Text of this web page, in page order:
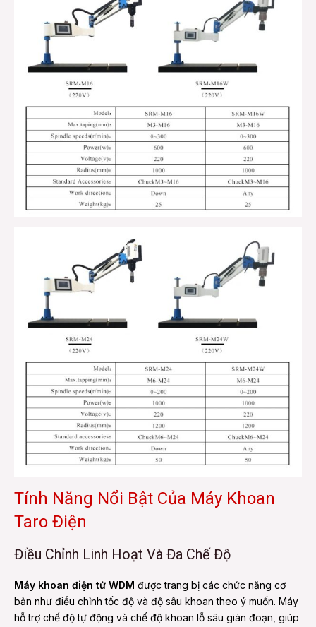
Tính Năng Nổi Bật Của Máy Khoan
Taro Điện
Điều Chỉnh Linh Hoạt Và Đa Chế Độ
Máy khoan điện tử WDM được trang bị các chức năng cơ
bản như điều chỉnh tốc độ và độ sâu khoan theo ý muốn. Máy
hỗ trợ chế độ tự động và chế độ khoan lỗ sâu gián đoạn, giúp